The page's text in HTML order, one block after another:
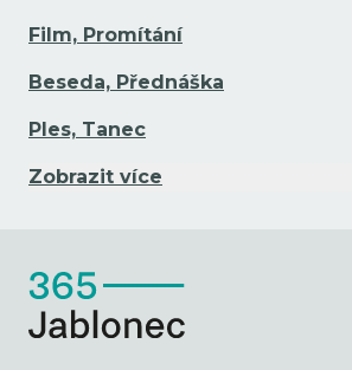
Film, Promítání
Beseda, Přednáška
Ples, Tanec
Zobrazit více